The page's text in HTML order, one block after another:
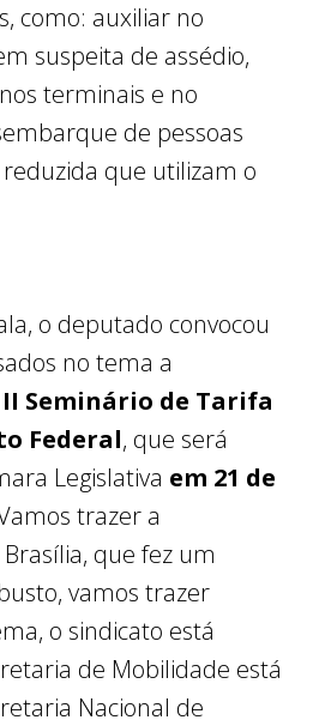
como: auxiliar no
suspeita de assédio,
terminais e no
de pessoas
que utilizam o
o deputado convocou
no tema a
II Seminário de Tarifa
Federal, que será
Legislativa em 21 de
trazer a
que fez um
vamos trazer
o sindicato está
de Mobilidade está
Nacional de